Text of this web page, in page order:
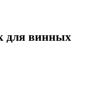
для винных